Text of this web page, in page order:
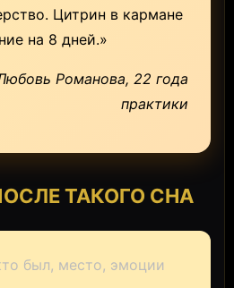
Цитрин в кармане
на 8 дней.»
Романова, 22 года
практики
ТАКОГО СНА
был, место, эмоции